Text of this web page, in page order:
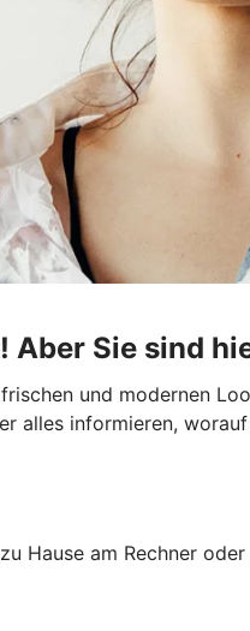
Aber Sie sind
und modernen
alles informieren,
Hause am Rechner